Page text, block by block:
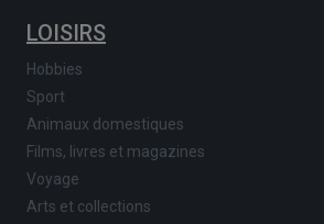
LOISIRS
Hobbies
Sport
Animaux domestiques
Films, livres et magazines
Voyage
Arts et collections